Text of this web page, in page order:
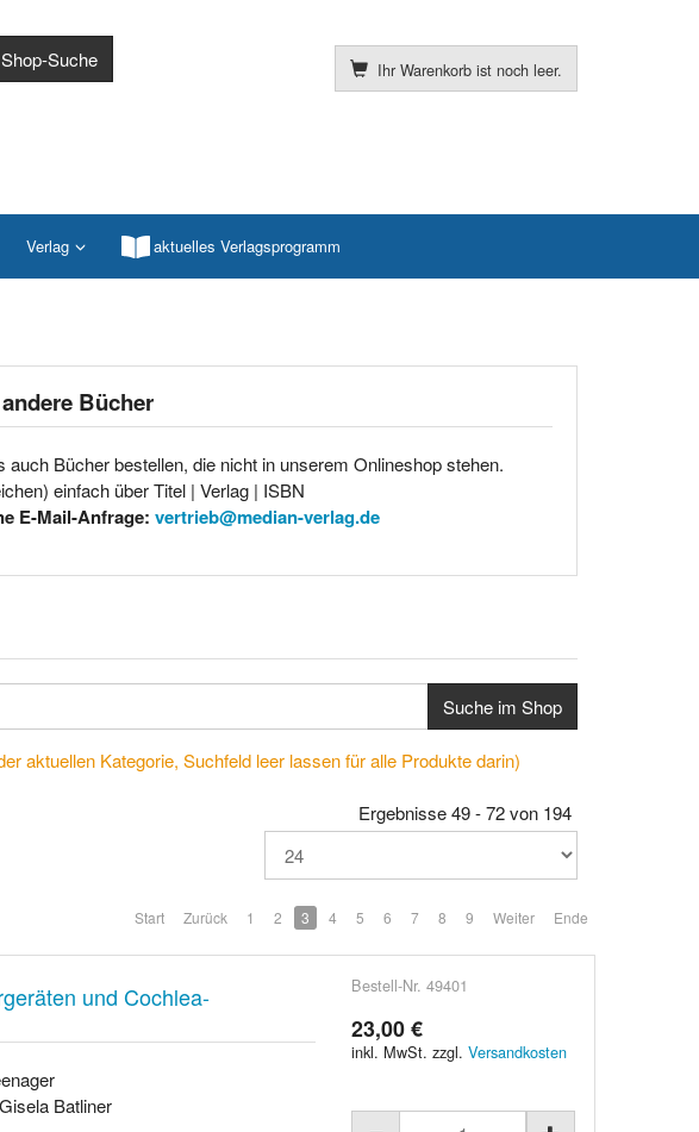
Ihr Warenkorb ist noch leer.
Verlag aktuelles Verlagsprogramm
Bücher
Bücher bestellen, die nicht in unserem Onlineshop stehen.
einfach über Titel | Verlag | ISBN
E-Mail-Anfrage: vertrieb@median-verlag.de
Suche im Shop
aktuellen Kategorie, Suchfeld leer lassen für alle Produkte darin)
Ergebnisse 49 - 72 von 194
Start Zurück 1 2 3 4 5 6 7 8 9 Weiter Ende
und Cochlea-
Batliner
Bestell-Nr. 49401
23,00 €
inkl. MwSt. zzgl.Versandkosten